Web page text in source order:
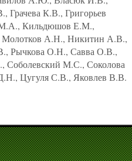
К.В., Григорьев
Кильдюшов Е.М.,
А.Н., Никитин А.В.,
Рычкова О.Н., Савва О.В.,
Соболевский М.С., Соколова
Цугуля С.В., Яковлев В.В.